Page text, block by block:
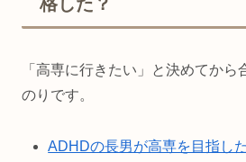
「高専に行きたい」と決めてか
のりです。
ADHDの長男が高専を目指